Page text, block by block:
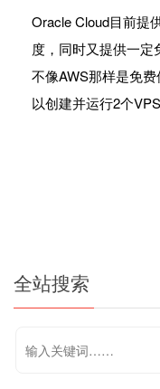
Oracle Cloud目前提
度，同时又提供一定
不像AWS那样是免
以创建并运行2个
全站搜索